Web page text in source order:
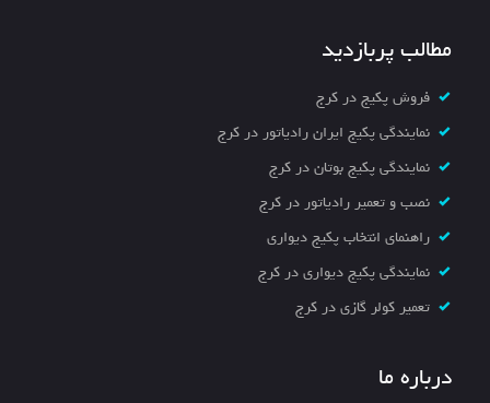
مطالب پربازدید
فروش پکیج در کرج
نمایندگی پکیج ایران رادیاتور در کرج
نمایندگی پکیج بوتان در کرج
نصب و تعمیر رادیاتور در کرج
راهنمای انتخاب پکیج دیواری
نمایندگی پکیج دیواری در کرج
تعمیر کولر گازی در کرج
درباره ما